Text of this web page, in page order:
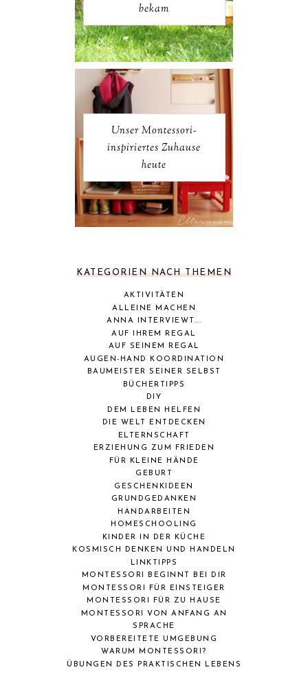
bekam
Unser Montessori-
inspiriertes Zuhause
heute
KATEGORIEN NACH THEMEN
AKTIVITÄTEN
ALLEINE MACHEN
ANNA INTERVIEWT...
AUF IHREM REGAL
AUF SEINEM REGAL
AUGEN-HAND KOORDINATION
BAUMEISTER SEINER SELBST
BÜCHERTIPPS
DIY
DEM LEBEN HELFEN
DIE WELT ENTDECKEN
ELTERNSCHAFT
ERZIEHUNG ZUM FRIEDEN
FÜR KLEINE HÄNDE
GEBURT
GESCHENKIDEEN
GRUNDGEDANKEN
HANDARBEITEN
HOMESCHOOLING
KINDER IN DER KÜCHE
KOSMISCH DENKEN UND HANDELN
LINKTIPPS
MONTESSORI BEGINNT BEI DIR
MONTESSORI FÜR EINSTEIGER
MONTESSORI FÜR ZU HAUSE
MONTESSORI VON ANFANG AN
SPRACHE
VORBEREITETE UMGEBUNG
WARUM MONTESSORI?
ÜBUNGEN DES PRAKTISCHEN LEBENS